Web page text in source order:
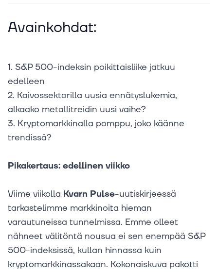
Avainkohdat:
1. S&P 500-indeksin poikittaisliike jatkuu
edelleen
2. Kaivossektorilla uusia ennätyslukemia,
alkaako metallitreidin uusi vaihe?
3. Kryptomarkkinalla pomppu, joko käänne
trendissä?
Pikakertaus: edellinen viikko
Viime viikolla Kvarn Pulse-uutiskirjeessä
tarkastelimme markkinoita hieman
varautuneissa tunnelmissa. Emme olleet
nähneet välitöntä nousua ei sen enempää S&P
500-indeksissä, kullan hinnassa kuin
kryptomarkkinassakaan. Kokonaiskuva pakotti